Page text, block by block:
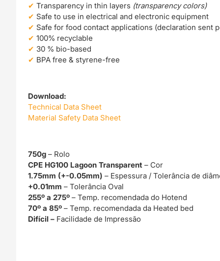
Transparency in thin layers (transparency colors)
Safe to use in electrical and electronic equipment
Safe for food contact applications (declaration sent
100% recyclable
30 % bio-based
BPA free & styrene-free
Download:
Technical Data Sheet
Material Safety Data Sheet
750g – Rolo
CPE HG100 Lagoon Transparent– Cor
1.75mm (+-0.05mm)– Espessura / Tolerância de
+0.01mm– Tolerância Oval
255º a 275º– Temp. recomendada do Hotend
70º a 85º– Temp. recomendada da Heated bed
Difícil – Facilidade de Impressão